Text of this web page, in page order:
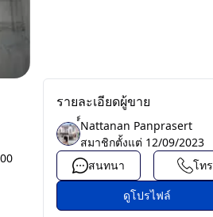
รายละเอียดผู้ขาย
์์Nattanan Panprasert
สมาชิกตั้งแต่ 12/09/2023
สนทนา
โทร
ดูโปรไฟล์